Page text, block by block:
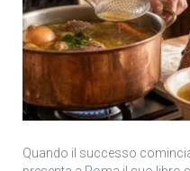
Quando il successo